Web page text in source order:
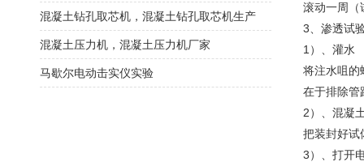
滚动一周（
3、渗透试
1）、灌水
将注水咀的
在于排除管
2）、混凝
把装封好试
3）、打开
混凝土钻孔取芯机，混凝土钻孔取芯机生产
混凝土压力机，混凝土压力机厂家
马歇尔电动击实仪实验